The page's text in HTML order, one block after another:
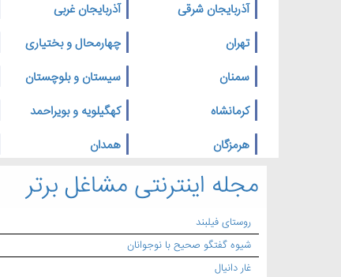
آذربایجان شرقی آذربایجان غربی
تهران
چهارمحال و بختیاری
سمنان
سیستان و بلوچستان
کرمانشاه
کهگیلویه و بویراحمد
هرمزگان
همدان
مجله اینترنتی مشاغل برتر
روستای فیلبند
شیوه گفتگو صحیح با نوجوانان
غار دانیال